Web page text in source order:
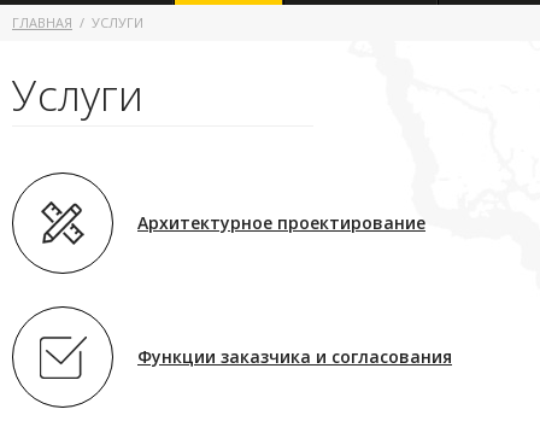
ГЛАВНАЯ УСЛУГИ
Услуги
Архитектурное проектирование
Функции заказчика и согласования